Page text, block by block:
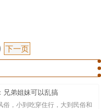
下一页
兄弟姐妹可以乱搞
俗，小到吃穿住行，大到民俗和